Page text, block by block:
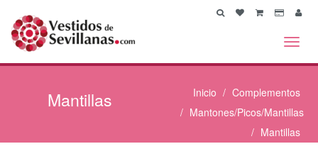
Mantillas Inicio
Complementos
Mantones/Picos/Mantillas
Mantillas